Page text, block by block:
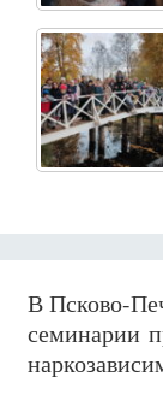
В Псково-
семинарии